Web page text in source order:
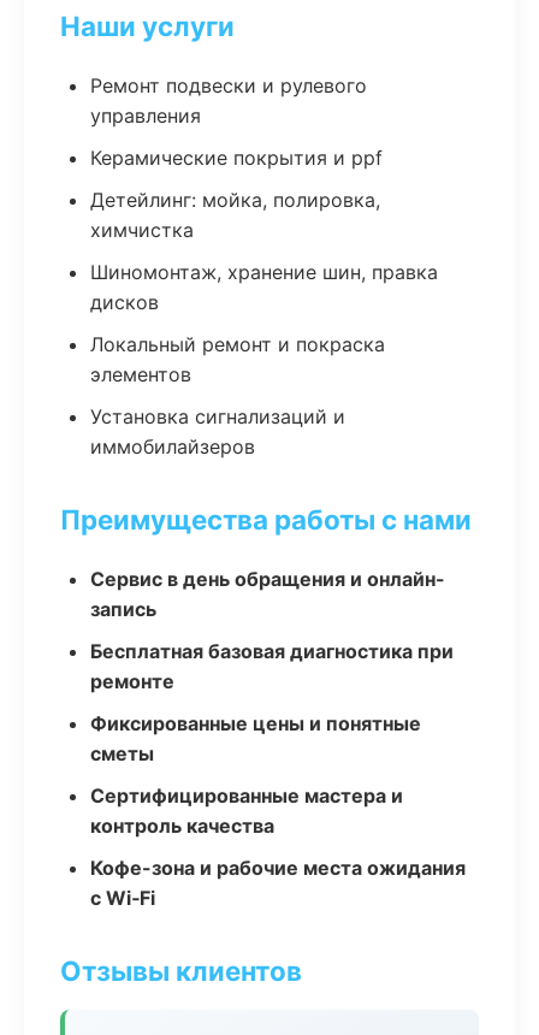
Наши услуги
Ремонт подвески и рулевого
управления
Керамические покрытия и ppf
Детейлинг: мойка, полировка,
химчистка
Шиномонтаж, хранение шин, правка
дисков
Локальный ремонт и покраска
элементов
Установка сигнализаций и
иммобилайзеров
Преимущества работы с нами
Сервис в день обращения и онлайн-
запись
Бесплатная базовая диагностика при
ремонте
Фиксированные цены и понятные
сметы
Сертифицированные мастера и
контроль качества
Кофе-зона и рабочие места ожидания
с Wi‑Fi
Отзывы клиентов